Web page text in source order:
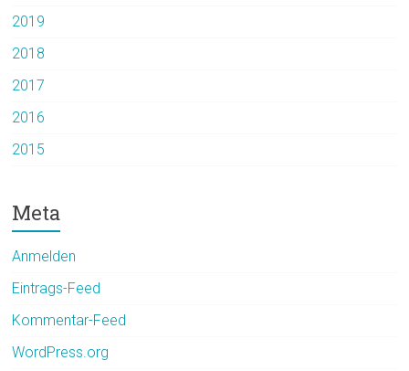
2019
2018
2017
2016
2015
Meta
Anmelden
Eintrags-Feed
Kommentar-Feed
WordPress.org